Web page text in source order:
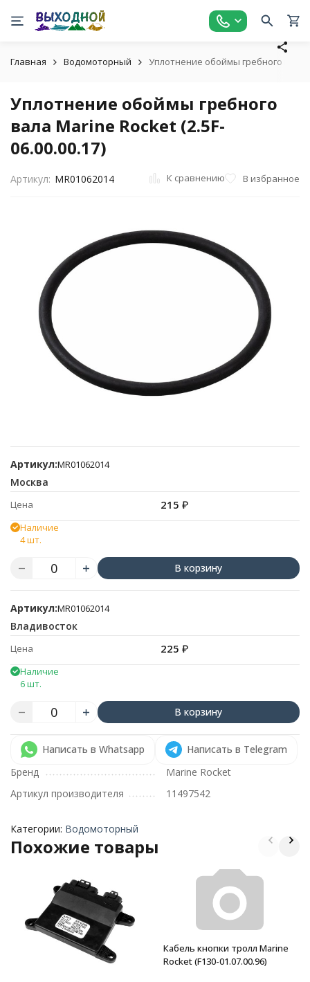
Главная Водомоторный Уплотнение обоймы гребного вала
Уплотнение обоймы гребного
вала Marine Rocket (2.5F-
06.00.00.17)
Артикул: MR01062014 К сравнению В избранное
Артикул:MR01062014
Москва
Цена 215 ₽
Наличие
4 шт.
В корзину
Артикул:MR01062014
Владивосток
Цена 225 ₽
Наличие
6 шт.
В корзину
Написать в Whatsapp
Написать в Telegram
Бренд
Marine Rocket
Артикул производителя
11497542
Категории: Водомоторный
Похожие товары
Кабель кнопки тролл Marine
Rocket (F130-01.07.00.96)